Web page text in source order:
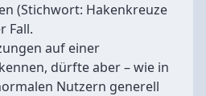
(Stichwort: Hakenkreuze
Fall.
auf einer
dürfte aber – wie in
Nutzern generell